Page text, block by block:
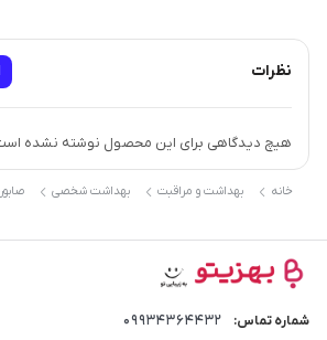
نظرات
هیچ دیدگاهی برای این محصول نوشته نشده
خانه بهداشت و مراقبت بهداشت شخصی
شماره تماس: 09934364432